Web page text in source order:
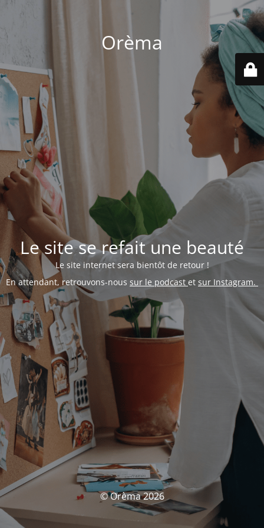
Orèma
Le site se refait une beauté
Le site internet sera bientôt de retour !
En attendant, retrouvons-nous sur le podcast et sur Instagram.
© Orèma 2026